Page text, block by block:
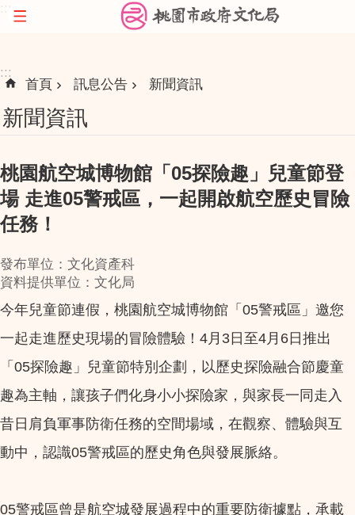
跳到主要內容區塊
:::
首頁 訊息公告 新聞資訊
新聞資訊
桃園航空城博物館「05探險趣」兒童節登
場 走進05警戒區，一起開啟航空歷史冒險
任務！
發布單位：文化資產科
資料提供單位：文化局
今年兒童節連假，桃園航空城博物館「05警戒區」邀您
一起走進歷史現場的冒險體驗！4月3日至4月6日推出
「05探險趣」兒童節特別企劃，以歷史探險融合節慶童
趣為主軸，讓孩子們化身小小探險家，與家長一同走入
昔日肩負軍事防衛任務的空間場域，在觀察、體驗與互
動中，認識05警戒區的歷史角色與發展脈絡。
05警戒區曾是航空城發展過程中的重要防衛據點，承載